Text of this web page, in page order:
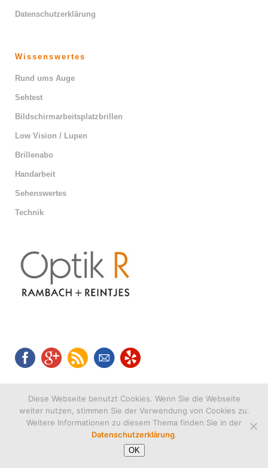
Datenschutzerklärung
Wissenswertes
Rund ums Auge
Sehtest
Bildschirmarbeitsplatzbrillen
Low Vision / Lupen
Brillenabo
Handarbeit
Sehenswertes
Technik
Optik R Rambach + Reintjes
Diese Webseite benutzt Cookies. Wenn Sie die Webseite
weiter nutzen, stimmen Sie der Verwendung von Cookies zu.
Weitere Informationen zu diesem Thema finden Sie in der
Datenschutzerklärung.
OK